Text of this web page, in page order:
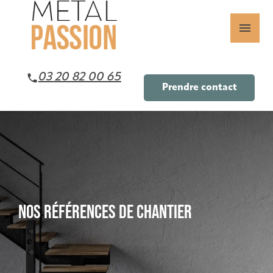
menu
03 20 82 00 65
Prendre contact
NOS RÉFÉRENCES DE CHANTIER
Panneau de gestion des cookies